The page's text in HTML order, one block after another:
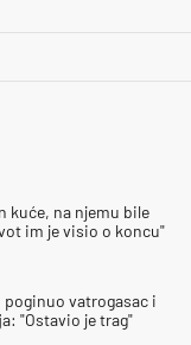
kuće, na njemu bile
im je visio o koncu"
poginuo vatrogasac i
"Ostavio je trag"